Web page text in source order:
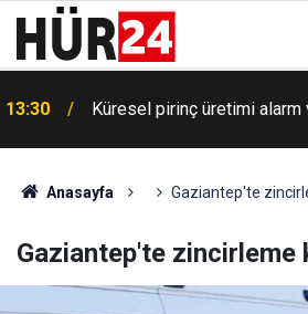
13:30 Küresel pirinç üretimi alarm
Anasayfa Gaziantep'te
Gaziantep'te zincirleme